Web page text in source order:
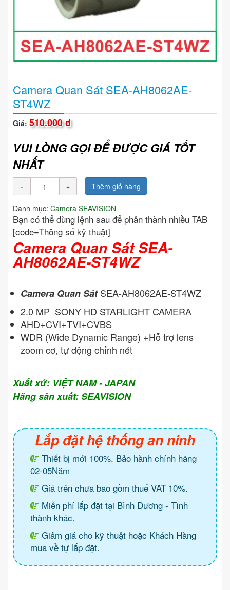
Camera Quan Sát SEA-AH8062AE-
ST4WZ
Giá: 510.000 đ
VUI LÒNG GỌI ĐỂ ĐƯỢC GIÁ TỐT
NHẤT
Thêm giỏ hàng
Danh mục: Camera SEAVISION
Bạn có thể dùng lệnh sau để phân thành nhiều TAB
[code=Thông số kỹ thuật]
Camera Quan Sát SEA-
AH8062AE-ST4WZ
Camera Quan SátSEA-AH8062AE-ST4WZ
2.0 MP SONY HD STARLIGHT CAMERA
AHD+CVI+TVI+CVBS
WDR (Wide Dynamic Range) +Hỗ trợ lens
zoom cơ, tự động chỉnh nét
Xuất xứ: VIỆT NAM - JAPAN
Hãng sản xuất: SEAVISION
Lắp đặt hệ thống an ninh
Thiết bị mới 100%. Bảo hành chính hãng
02-05Năm
Giá trên chưa bao gồm thuế VAT 10%.
Miễn phí lắp đặt tại Bình Dương - Tình
thành khác.
Giảm giá cho kỹ thuật hoặc Khách Hàng
mua về tự lắp đặt.